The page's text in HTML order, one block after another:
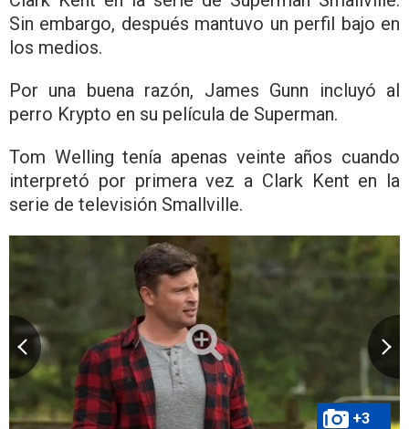
Sin embargo, después mantuvo un perfil bajo en
los medios.
Por una buena razón, James Gunn incluyó al
perro Krypto en su película de Superman.
Tom Welling tenía apenas veinte años cuando
interpretó por primera vez a Clark Kent en la
serie de televisión Smallville.
+3